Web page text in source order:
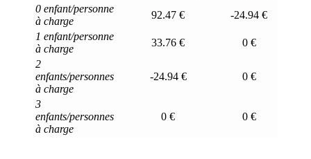
0 enfant/personne
à charge
92.47 €
-24.94 €
1 enfant/personne
à charge
33.76 €
0 €
2
enfants/personnes
à charge
-24.94 € 0 €
3
enfants/personnes
à charge
0 € 0 €